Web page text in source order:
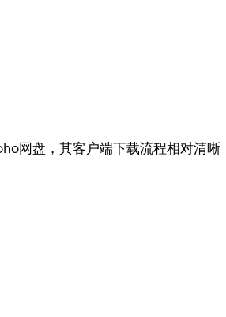
网盘，其客户端下载流程相对清晰